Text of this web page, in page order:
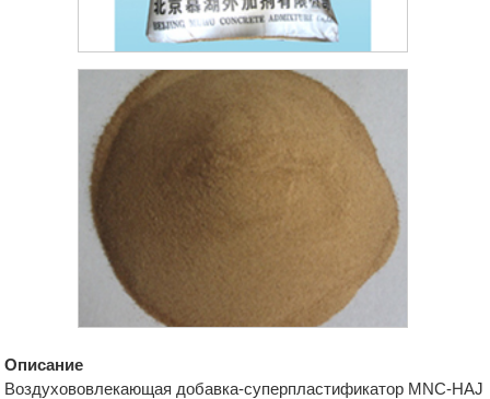
Описание
Воздухововлекающая добавка-суперпластификатор MNC-HAJ